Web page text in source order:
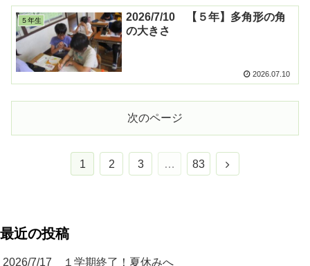
５年生
2026/7/10 【５年】多角形の角
の大きさ
2026.07.10
次のページ
1 2 3 … 83
最近の投稿
2026/7/17 １学期終了！夏休みへ